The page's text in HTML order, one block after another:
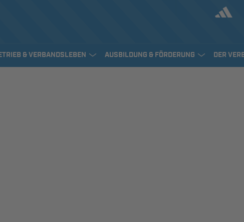
& VERBANDSLEBEN AUSBILDUNG & FÖRDERUNG DER